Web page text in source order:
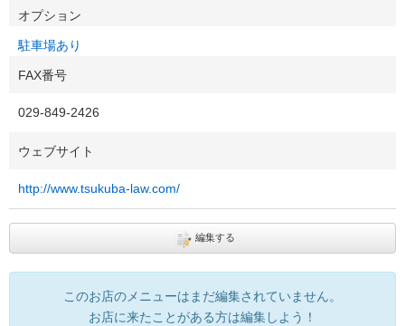
オプション
駐車場あり
FAX番号
029-849-2426
ウェブサイト
http://www.tsukuba-law.com/
編集する
このお店のメニューはまだ編集されていません。
お店に来たことがある方は編集しよう！